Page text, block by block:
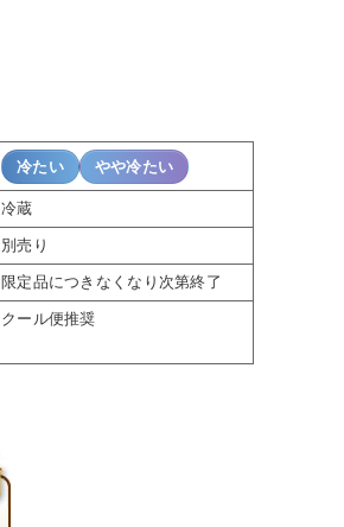
冷たい やや冷たい
冷蔵
別売り
限定品につきなくなり次第終了
クール便推奨